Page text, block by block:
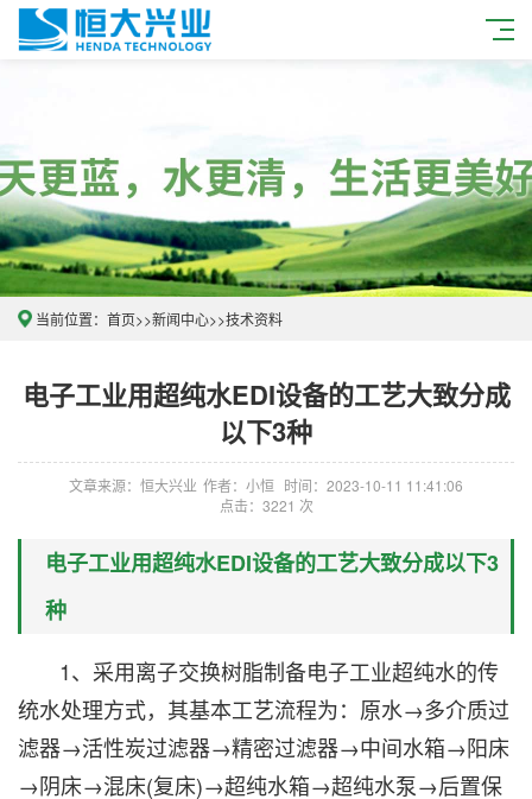
当前位置： 首页>>新闻中心>>技术资料
电子工业用超纯水EDI设备的工艺大致分成
以下3种
文章来源：恒大兴业 作者：小恒 时间：2023-10-11 11:41:06
点击：3221 次
电子工业用超纯水EDI设备的工艺大致分成以下3
种
1、采用离子交换树脂制备电子工业超纯水的传
统水处理方式，其基本工艺流程为：原水→多介质过
滤器→活性炭过滤器→精密过滤器→中间水箱→阳床
→阴床→混床(复床)→超纯水箱→超纯水泵→后置保